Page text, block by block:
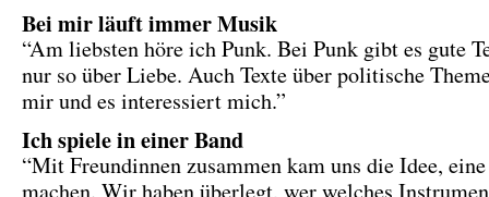
Bei mir läuft immer Musik
“Am liebsten höre ich Punk. Bei Punk gibt es gute
nur so über Liebe. Auch Texte über politische
mir und es interessiert mich.”
Ich spiele in einer Band
“Mit Freundinnen zusammen kam uns die Idee,
machen. Wir haben überlegt, wer welches